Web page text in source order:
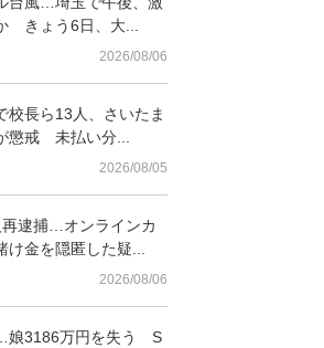
きょう6日、大...
2026/08/06
校長ら13人、さいたま
懲戒 未払い分...
2026/08/05
再逮捕…オンラインカ
け金を隠匿した疑...
2026/08/06
娘3186万円を失う S